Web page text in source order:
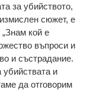
за убийството,
сюжет, е
кой е
въпроси и
и състрадание.
убийствата и
да отговорим